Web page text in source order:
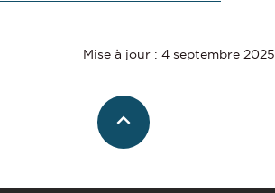
Mise à jour : 4 septembre 2025